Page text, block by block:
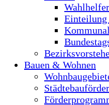
Wahlhelfer
Einteilung
Bauen & Wohnen